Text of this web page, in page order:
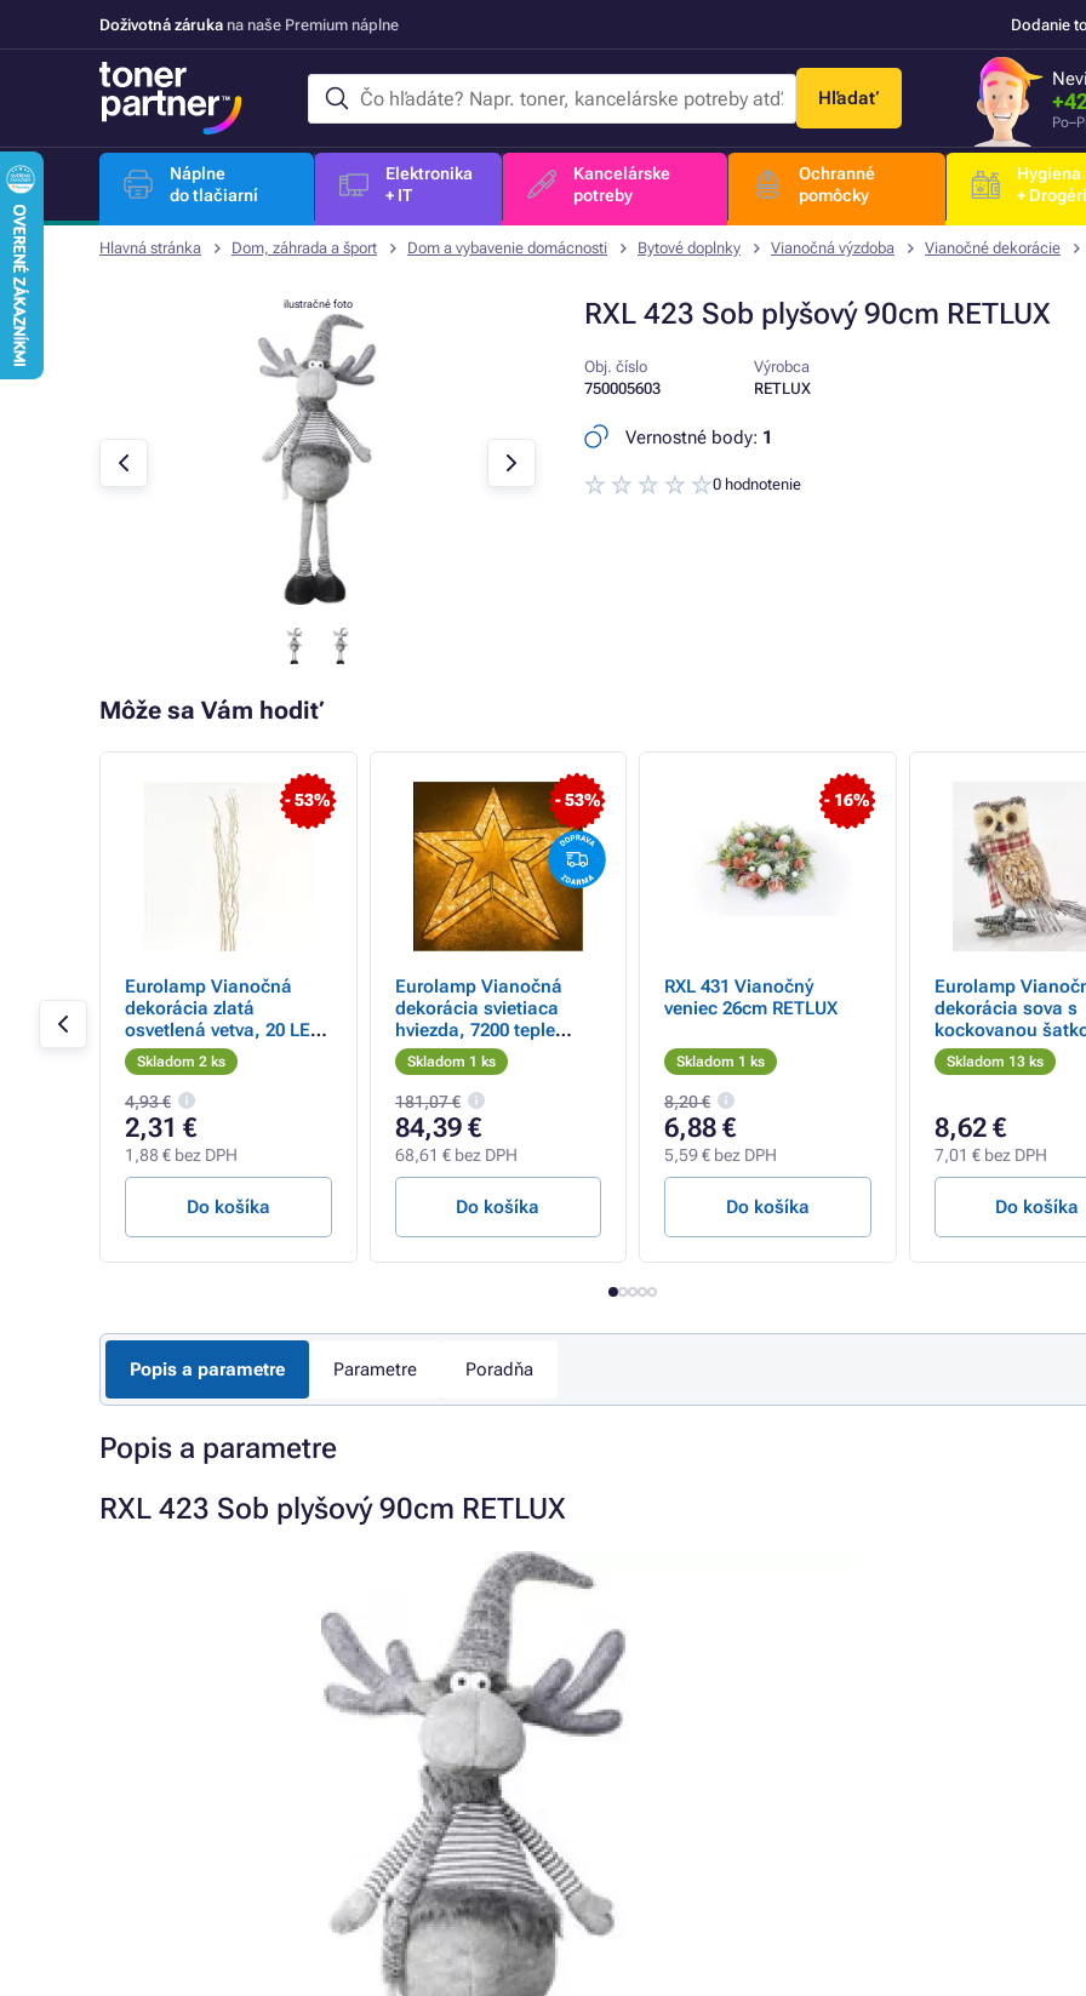
Doživotná záruka na naše Premium náplne Dodanie
Hľadať
Náplne
do tlačiarní
Elektronika
+ IT
Kancelárske
potreby
Ochranné
pomôcky
Hygiena
+
Hlavná stránka Dom, záhrada a šport Dom a vybavenie domácnosti Bytové doplnky Vianočná výzdoba Vianočné dekorácie
RXL 423 Sob plyšový 90cm RETLUX
ilustračné foto
Obj. číslo
750005603
Výrobca
RETLUX
Vernostné body: 1
0 hodnotenie
Môže sa Vám hodiť
- 53%
Eurolamp Vianočná
dekorácia zlatá
osvetlená vetva, 20 LED,
teplá biela LED, 120 cm,
1 ks
Skladom 2 ks
4,93 €
2,31 €
1,88 € bez DPH
Do košíka
- 53%
Eurolamp Vianočná
dekorácia svietiaca
hviezda, 7200 teple
bielych LED diód, 108
cm, 1 ks
Skladom 1 ks
181,07 €
84,39 €
68,61 € bez DPH
Do košíka
- 16%
RXL 431 Vianočný
veniec 26cm RETLUX
Skladom 1 ks
8,20 €
6,88 €
5,59 € bez DPH
Do košíka
Eurolamp
dekorácia sova s
kockovanou
13 x 25 cm, 1 ks
Skladom 13 ks
8,62 €
7,01 € bez DPH
Do košíka
Popis a parametre Parametre Poradňa
Popis a parametre
RXL 423 Sob plyšový 90cm RETLUX